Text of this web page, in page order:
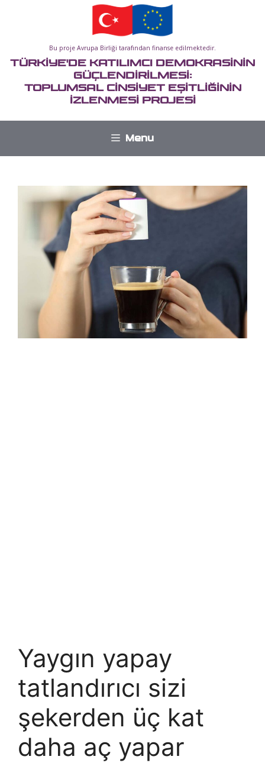
Bu proje Avrupa Birliği tarafından finanse edilmektedir.
TÜRKİYE'DE KATILIMCI DEMOKRASİNİN
GÜÇLENDİRİLMESİ:
TOPLUMSAL CİNSİYET EŞİTLİĞİNİN
İZLENMESİ PROJESİ
Menu
Yaygın yapay
tatlandırıcı sizi
şekerden üç kat
daha aç yapar